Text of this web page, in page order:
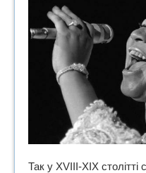
Так у XVIII-XIX